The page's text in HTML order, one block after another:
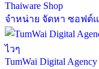
Thaiware Shop
จำหน่าย จัดหา ซอฟต์
TumWai Digital Agency